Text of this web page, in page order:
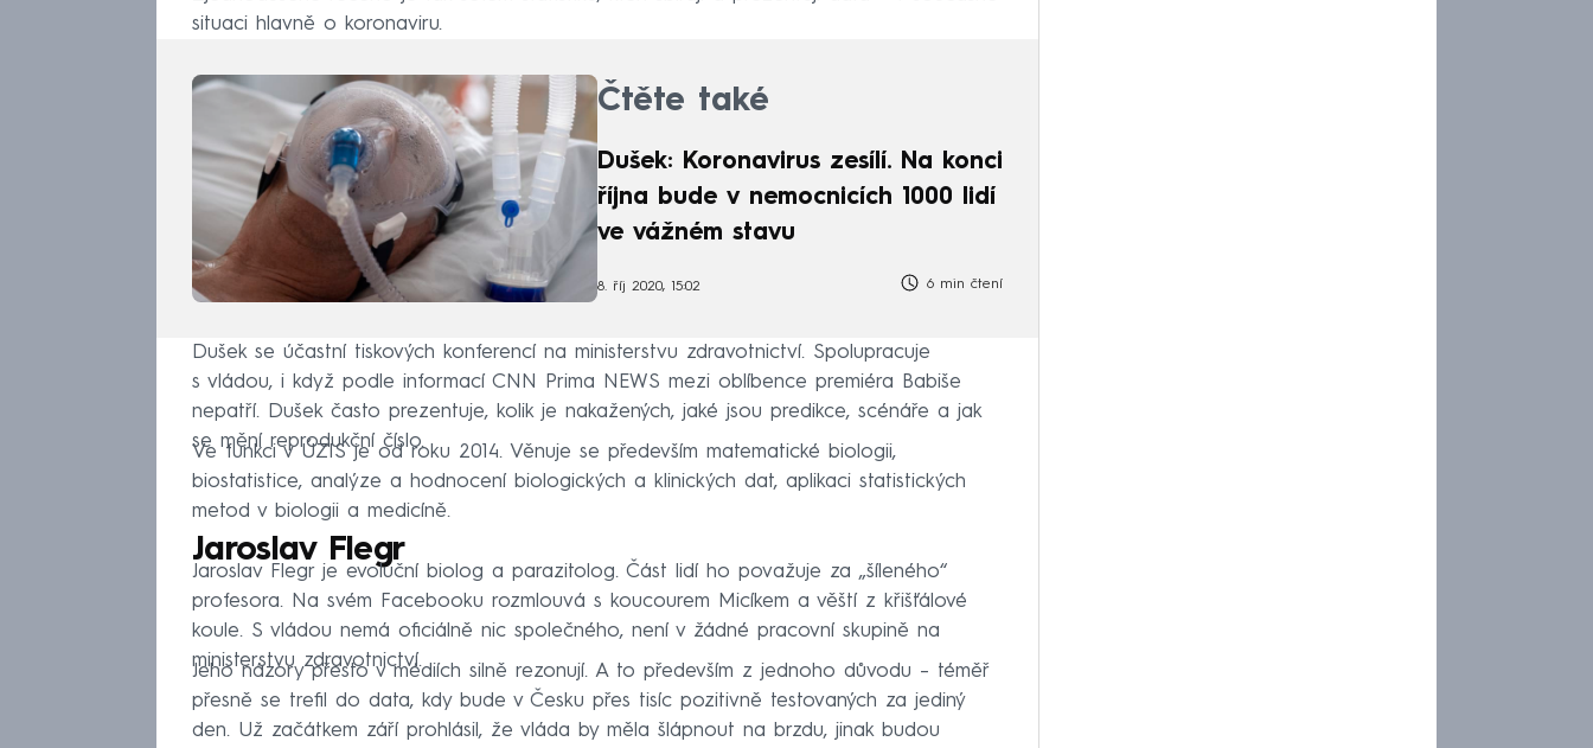
situaci hlavně o koronaviru.
Čtěte také
Dušek: Koronavirus zesílí. Na konci
října bude v nemocnicích 1000 lidí
ve vážném stavu
8. říj 2020, 15:02 6 min čtení
Dušek se účastní tiskových konferencí na ministerstvu zdravotnictví. Spolupracuje
s vládou, i když podle informací CNN Prima NEWS mezi oblíbence premiéra Babiše
nepatří. Dušek často prezentuje, kolik je nakažených, jaké jsou predikce, scénáře a jak
se mění reprodukční číslo.
Ve funkci v ÚZIS je od roku 2014. Věnuje se především matematické biologii,
biostatistice, analýze a hodnocení biologických a klinických dat, aplikaci statistických
metod v biologii a medicíně.
Jaroslav Flegr
Jaroslav Flegr je evoluční biolog a parazitolog. Část lidí ho považuje za „šíleného“
profesora. Na svém Facebooku rozmlouvá s koucourem Micíkem a věští z křišťálové
koule. S vládou nemá oficiálně nic společného, není v žádné pracovní skupině na
ministerstvu zdravotnictví.
Jeho názory přesto v médiích silně rezonují. A to především z jednoho důvodu – téměř
přesně se trefil do data, kdy bude v Česku přes tisíc pozitivně testovaných za jediný
den. Už začátkem září prohlásil, že vláda by měla šlápnout na brzdu, jinak budou